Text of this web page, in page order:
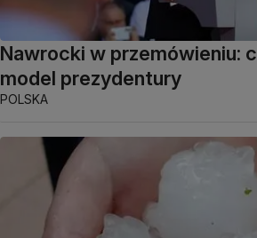
Nawrocki w przemówieniu:
model prezydentury
POLSKA